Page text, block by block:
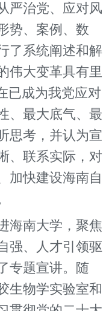
严治党、应对风
势、案例、数
了系统阐述和解
伟大变革具有里
已成为我党应对
、最大底气、最
思考，并认为宣
、联系实际，对
加快建设海南自
南大学，聚焦
强、人才引领驱
专题宣讲。随
生物学实验室和